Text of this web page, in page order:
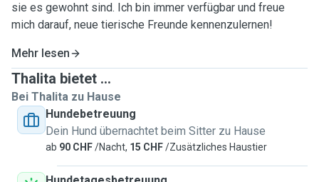
sie es gewohnt sind. Ich bin immer verfügbar und freue
mich darauf, neue tierische Freunde kennenzulernen!
Mehr lesen
Thalita bietet ...
Bei Thalita zu Hause
Hundebetreuung
Dein Hund übernachtet beim Sitter zu Hause
ab 90 CHF/Nacht, 15 CHF/Zusätzliches Haustier